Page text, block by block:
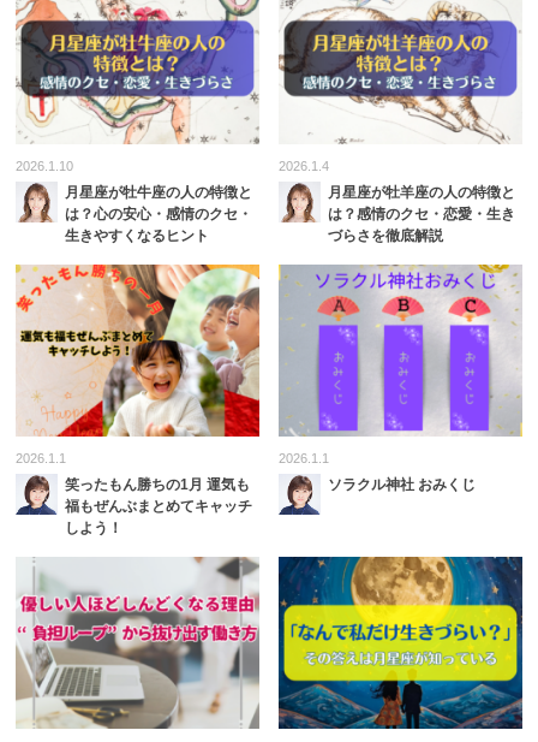
2026.1.10
月星座が牡牛座の人の特徴と
は？心の安心・感情のクセ・
生きやすくなるヒント
2026.1.4
月星座が牡羊座の人の特徴と
は？感情のクセ・恋愛・生き
づらさを徹底解説
2026.1.1
笑ったもん勝ちの1月 運気も
福もぜんぶまとめてキャッチ
しよう！
2026.1.1
ソラクル神社 おみくじ